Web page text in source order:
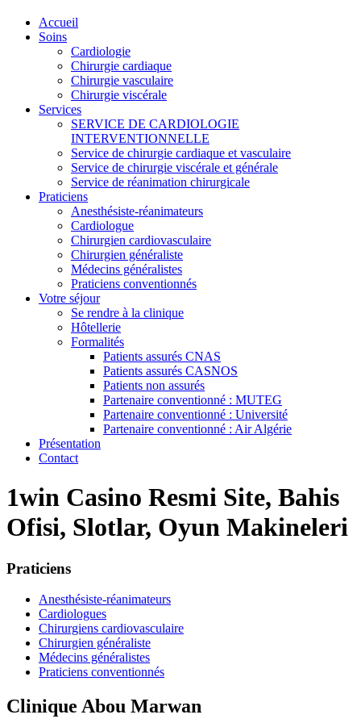
Accueil
Soins
Cardiologie
Chirurgie cardiaque
Chirurgie vasculaire
Chirurgie viscérale
Services
SERVICE DE CARDIOLOGIE
INTERVENTIONNELLE
Service de chirurgie cardiaque et vasculaire
Service de chirurgie viscérale et générale
Service de réanimation chirurgicale
Praticiens
Anesthésiste-réanimateurs
Cardiologue
Chirurgien cardiovasculaire
Chirurgien généraliste
Médecins généralistes
Praticiens conventionnés
Votre séjour
Se rendre à la clinique
Hôtellerie
Formalités
Patients assurés CNAS
Patients assurés CASNOS
Patients non assurés
Partenaire conventionné : MUTEG
Partenaire conventionné : Université
Partenaire conventionné : Air Algérie
Présentation
Contact
1win Casino Resmi Site, Bahis
Ofisi, Slotlar, Oyun Makineleri
Praticiens
Anesthésiste-réanimateurs
Cardiologues
Chirurgiens cardiovasculaire
Chirurgien généraliste
Médecins généralistes
Praticiens conventionnés
Clinique Abou Marwan